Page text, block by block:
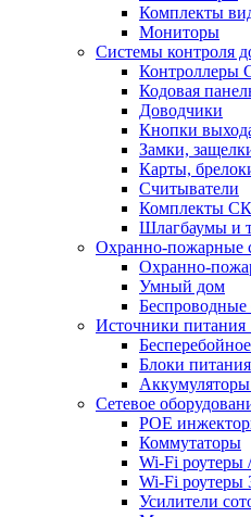
Комплекты
Мониторы
Системы контроля
Контроллеры
Кодовая
Доводчики
Кнопки
Замки,
Карты,
Считыватели
Комплекты
Шлагбаумы и
Охранно-пожарные
Охранно-
Умный дом
Источники питания
Блоки питания
Сетевое
POE
Коммутаторы
Wi-Fi роутеры
Wi-Fi роутеры
Усилители